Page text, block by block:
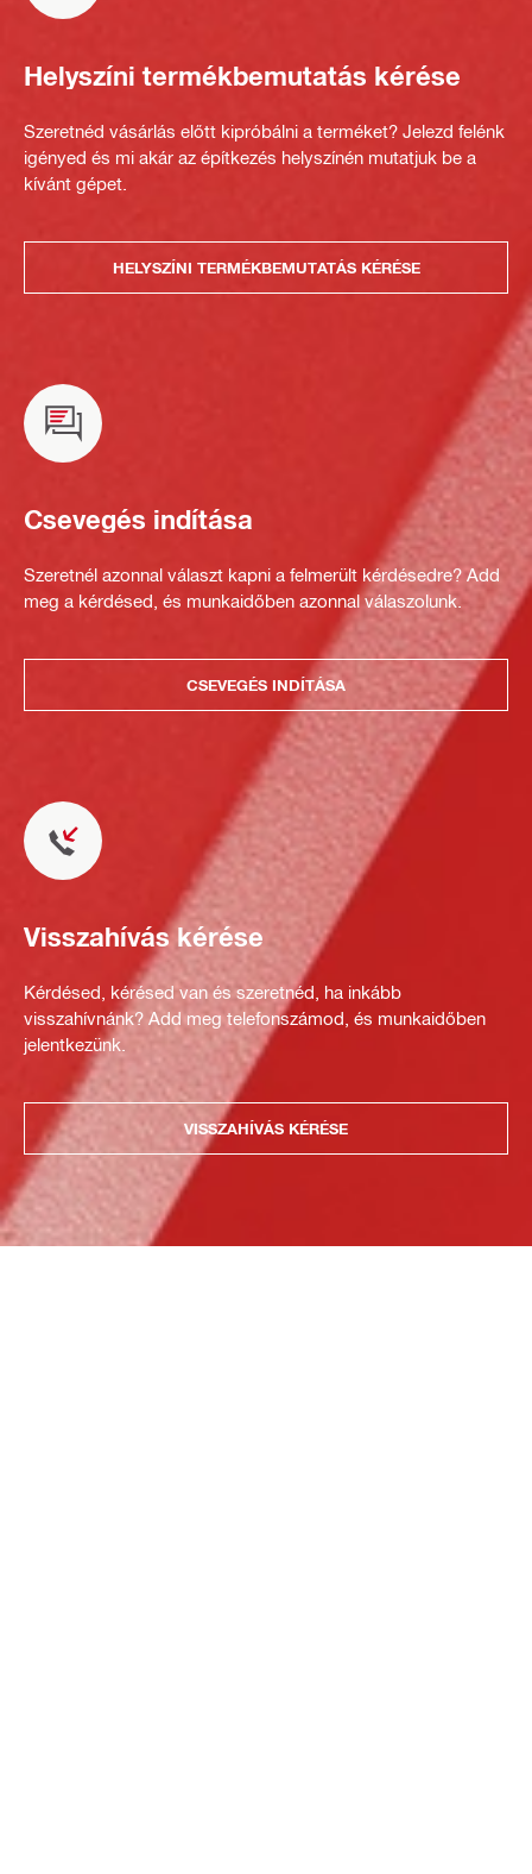
Helyszíni termékbemutatás kérése
Szeretnéd vásárlás előtt kipróbálni a terméket? Jelezd felénk
igényed és mi akár az építkezés helyszínén mutatjuk be a
kívánt gépet.
HELYSZÍNI TERMÉKBEMUTATÁS KÉRÉSE
Csevegés indítása
Szeretnél azonnal választ kapni a felmerült kérdésedre? Add
meg a kérdésed, és munkaidőben azonnal válaszolunk.
CSEVEGÉS INDÍTÁSA
Visszahívás kérése
Kérdésed, kérésed van és szeretnéd, ha inkább
visszahívnánk? Add meg telefonszámod, és munkaidőben
jelentkezünk.
VISSZAHÍVÁS KÉRÉSE